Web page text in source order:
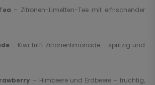
– Zitronen-Limetten-Tee mit erfrischender
– Kiwi trifft Zitronenlimonade – spritzig und
– Himbeere und Erdbeere – fruchtig,